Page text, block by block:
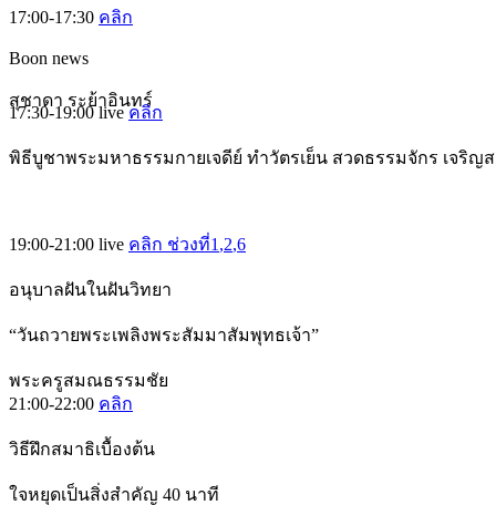
17:00-17:30 คลิก
Boon news
สุชาดา ระย้าอินทร์
17:30-19:00live คลิก
พิธีบูชาพระมหาธรรมกายเจดีย์ ทำวัตรเย็น สวดธรรมจักร เจริญ
19:00-21:00 live คลิก ช่วงที่1 ,2,6
อนุบาลฝันในฝันวิทยา
“วันถวายพระเพลิงพระสัมมาสัมพุทธเจ้า”
พระครูสมณธรรมชัย
21:00-22:00 คลิก
วิธีฝึกสมาธิเบื้องต้น
ใจหยุดเป็นสิ่งสำคัญ 40 นาที